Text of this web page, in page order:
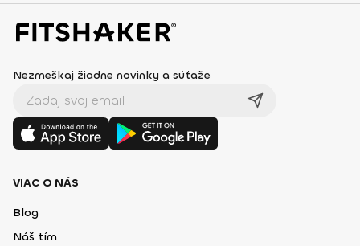
Nezmeškaj žiadne novinky a súťaže
VIAC O NÁS
Blog
Náš tím